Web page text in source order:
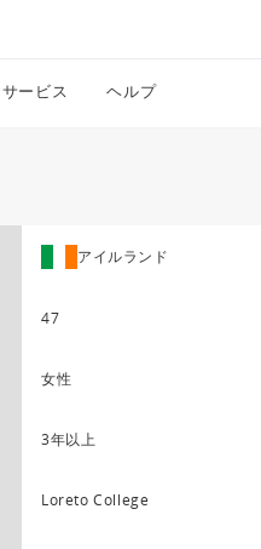
サービス ヘルプ
アイルランド
47
女性
3年以上
Loreto College